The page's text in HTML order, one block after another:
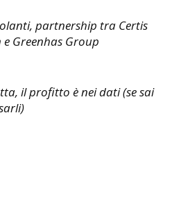
partnership tra Certis
e Greenhas Group
il profitto è nei dati (se sai